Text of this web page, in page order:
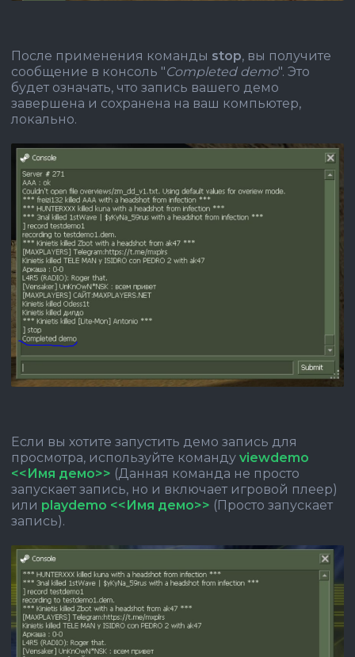
После применения команды stop, вы получите
сообщение в консоль "Completed demo". Это
будет означать, что запись вашего демо
завершена и сохранена на ваш компьютер,
локально.
Если вы хотите запустить демо запись для
просмотра, используйте команду viewdemo
<<Имя демо>> (Данная команда не просто
запускает запись, но и включает игровой плеер)
или playdemo <<Имя демо>> (Просто запускает
запись).